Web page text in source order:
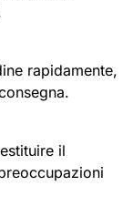
rapidamente,
il